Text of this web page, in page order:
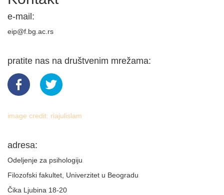
e-mail:
eip@f.bg.ac.rs
pratite nas na društvenim mrežama:
image credit: riajulislam
adresa:
Odeljenje za psihologiju
Filozofski fakultet, Univerzitet u Beogradu
Čika Ljubina 18-20